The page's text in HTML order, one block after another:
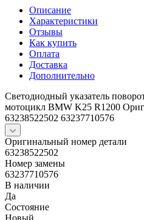
Описание
Характеристики
Отзывы
Как купить
Оплата
Доставка
Дополнительно
Светодиодный указатель
мотоцикл BMW K25 R1200
63238522502 63237710576
Оригинальный номер детали
63238522502
Номер замены
63237710576
В наличии
Да
Состояние
Новый